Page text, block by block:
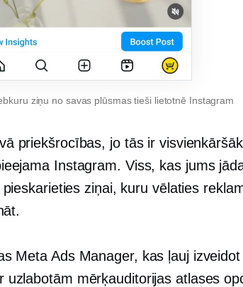
ziņu no savas plūsmas tieši lietotnē Instagram
priekšrocības, jo tās ir
Instagram. Viss, kas jums
ziņai, kuru vēlaties
Meta Ads Manager, kas ļauj izveidot
uzlabotām mērķauditorijas atlases